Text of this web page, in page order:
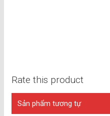
Rate this product
Sản phẩm tương tự